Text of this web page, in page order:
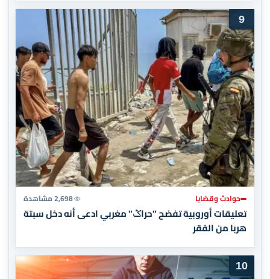
9
حوادث وقضايا 2,698 مشاهدة
تعليقات أوروبية تفضح "حراݣ" مغربي ادعى أنه دخل سبتة
هربا من الفقر
10